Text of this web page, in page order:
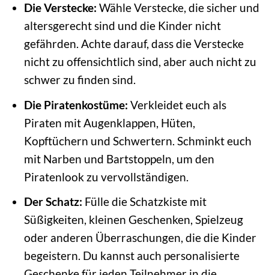
Die Verstecke: Wähle Verstecke, die sicher und
altersgerecht sind und die Kinder nicht
gefährden. Achte darauf, dass die Verstecke
nicht zu offensichtlich sind, aber auch nicht zu
schwer zu finden sind.
Die Piratenkostüme: Verkleidet euch als
Piraten mit Augenklappen, Hüten,
Kopftüchern und Schwertern. Schminkt euch
mit Narben und Bartstoppeln, um den
Piratenlook zu vervollständigen.
Der Schatz: Fülle die Schatzkiste mit
Süßigkeiten, kleinen Geschenken, Spielzeug
oder anderen Überraschungen, die die Kinder
begeistern. Du kannst auch personalisierte